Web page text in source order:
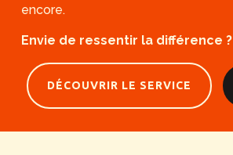
encore.
Envie de ressentir la différence ?
DÉCOUVRIR LE SERVICE